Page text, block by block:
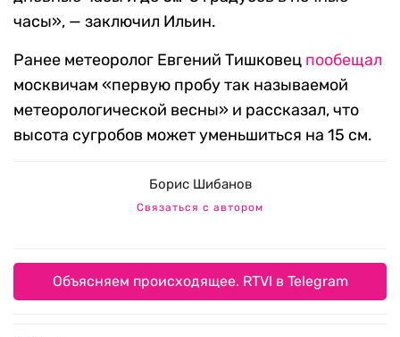
часы», — заключил Ильин.
Ранее метеоролог Евгений Тишковец пообещал
москвичам «первую пробу так называемой
метеорологической весны» и рассказал, что
высота сугробов может уменьшиться на 15 см.
Борис Шибанов
Связаться с автором
Объясняем происходящее. RTVI в Telegram